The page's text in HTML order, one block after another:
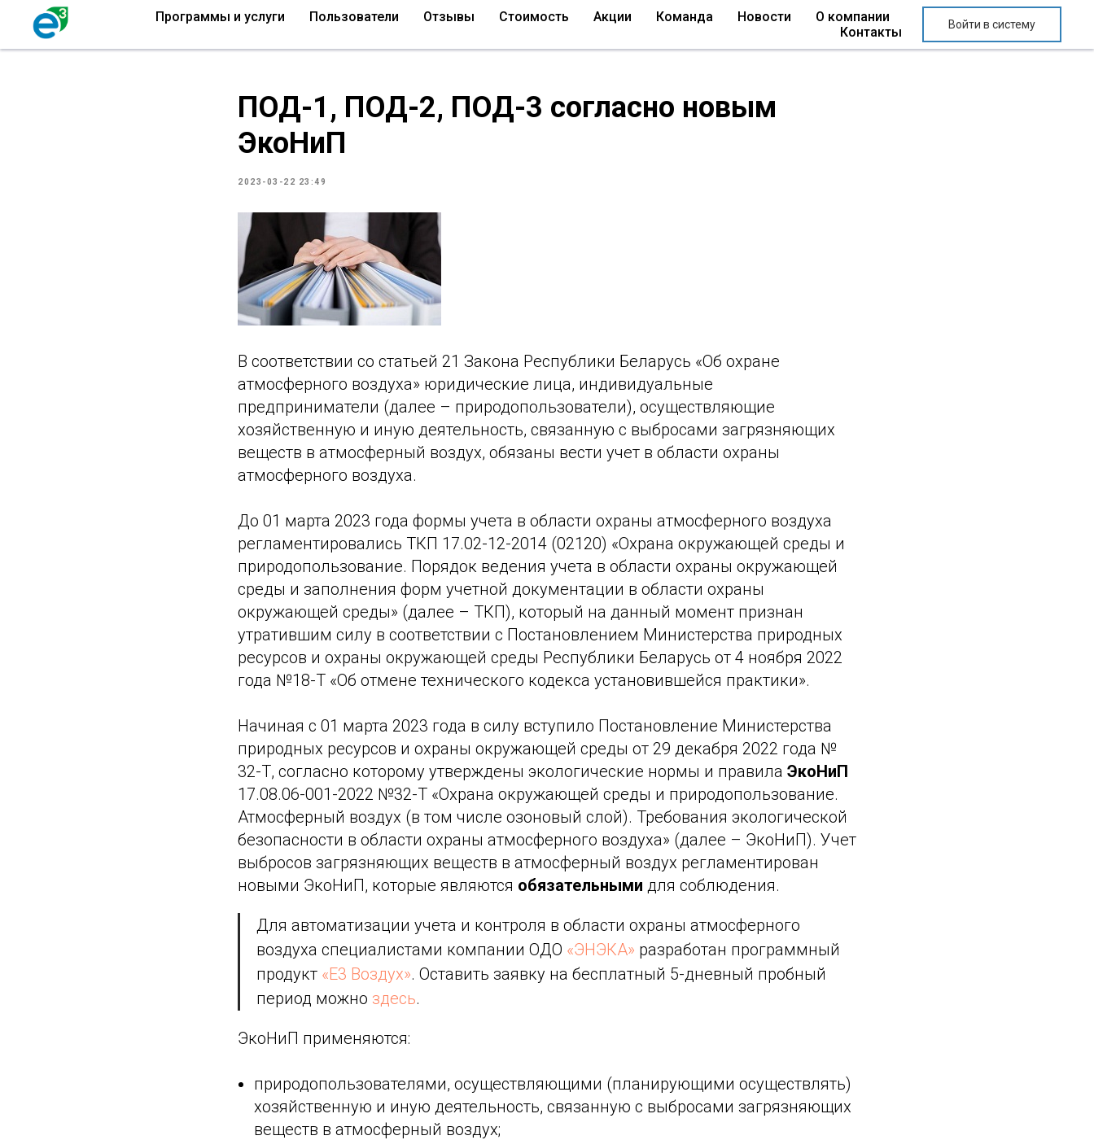
Программы и услуги Пользователи Отзывы Стоимость Акции Команда Новости
О компании
Контакты
Войти в систему
ПОД-1, ПОД-2, ПОД-3 согласно новым
ЭкоНиП
2023-03-22 23:49
В соответствии со статьей 21 Закона Республики Беларусь «Об охране
атмосферного воздуха» юридические лица, индивидуальные
предприниматели (далее – природопользователи), осуществляющие
хозяйственную и иную деятельность, связанную с выбросами загрязняющих
веществ в атмосферный воздух, обязаны вести учет в области охраны
атмосферного воздуха.
До 01 марта 2023 года формы учета в области охраны атмосферного воздуха
регламентировались ТКП 17.02-12-2014 (02120) «Охрана окружающей среды и
природопользование. Порядок ведения учета в области охраны окружающей
среды и заполнения форм учетной документации в области охраны
окружающей среды» (далее – ТКП), который на данный момент признан
утратившим силу в соответствии с Постановлением Министерства природных
ресурсов и охраны окружающей среды Республики Беларусь от 4 ноября 2022
года №18-Т «Об отмене технического кодекса установившейся практики».
Начиная с 01 марта 2023 года в силу вступило Постановление Министерства
природных ресурсов и охраны окружающей среды от 29 декабря 2022 года №
32-Т, согласно которому утверждены экологические нормы и правила ЭкоНиП
17.08.06-001-2022 №32-Т «Охрана окружающей среды и природопользование.
Атмосферный воздух (в том числе озоновый слой). Требования экологической
безопасности в области охраны атмосферного воздуха» (далее – ЭкоНиП). Учет
выбросов загрязняющих веществ в атмосферный воздух регламентирован
новыми ЭкоНиП, которые являются обязательными для соблюдения.
Для автоматизации учета и контроля в области охраны атмосферного
воздуха специалистами компании ОДО «ЭНЭКА» разработан программный
продукт «Е3 Воздух». Оставить заявку на бесплатный 5-дневный пробный
период можно здесь.
ЭкоНиП применяются:
природопользователями, осуществляющими (планирующими осуществлять)
хозяйственную и иную деятельность, связанную с выбросами загрязняющих
веществ в атмосферный воздух;